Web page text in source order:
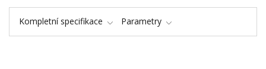
Kompletní specifikace Parametry